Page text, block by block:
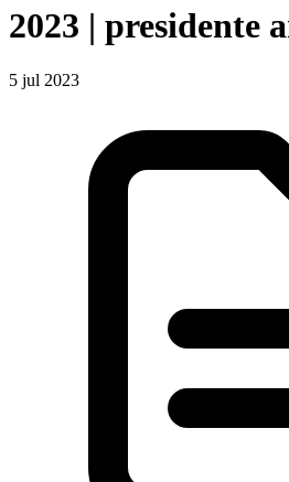
2023 | presidente
5 jul 2023